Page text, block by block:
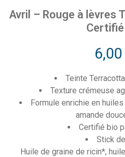
Avril – Rouge à lèvres
6,00
Teinte
Texture crémeuse
Formule enrichie en
amande
Certifié bio
Stick
Huile de graine de ricin*,